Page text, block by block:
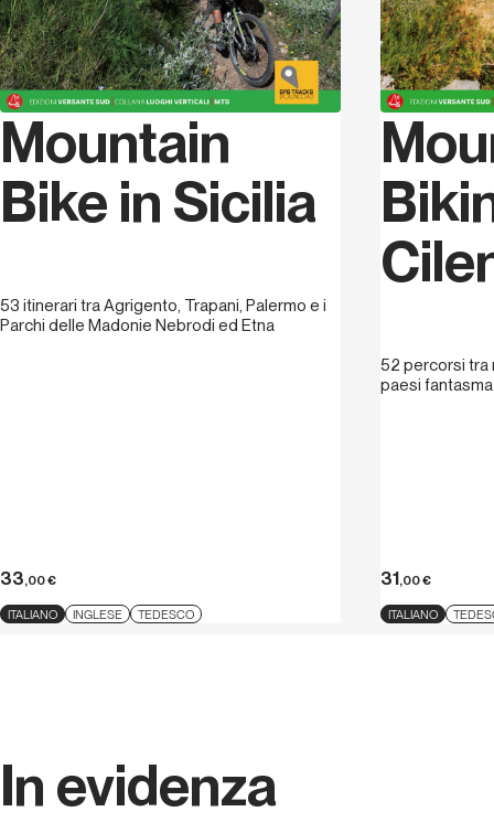
Mountain
Bike in Sicilia
53 itinerari tra Agrigento, Trapani, Palermo e i
Parchi delle Madonie Nebrodi ed Etna
33,00€
ITALIANO INGLESE TEDESCO
52 percorsi tra
paesi fantasma
31,00€
ITALIANO
In evidenza